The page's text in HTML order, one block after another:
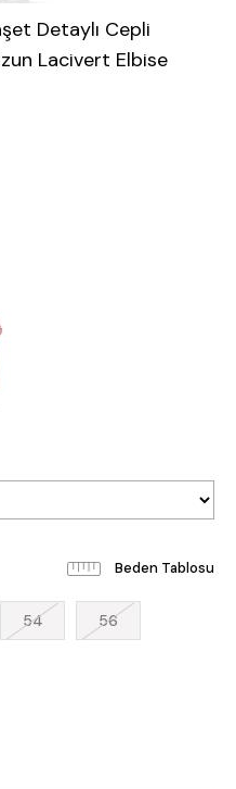
Detaylı Cepli
Lacivert Elbise
Beden Tablosu
54 56